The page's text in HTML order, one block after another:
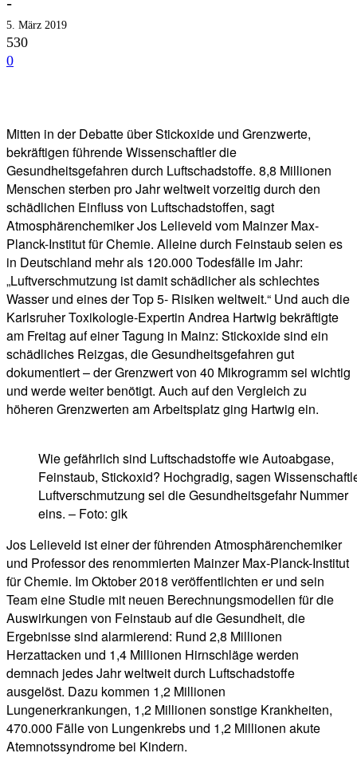
5. März 2019
530
0
Mitten in der Debatte über Stickoxide und Grenzwerte,
bekräftigen führende Wissenschaftler die
Gesundheitsgefahren durch Luftschadstoffe. 8,8 Millionen
Menschen sterben pro Jahr weltweit vorzeitig durch den
schädlichen Einfluss von Luftschadstoffen, sagt
Atmosphärenchemiker Jos Lelieveld vom Mainzer Max-
Planck-Institut für Chemie. Alleine durch Feinstaub seien es
in Deutschland mehr als 120.000 Todesfälle im Jahr:
„Luftverschmutzung ist damit schädlicher als schlechtes
Wasser und eines der Top 5- Risiken weltweit.“ Und auch die
Karlsruher Toxikologie-Expertin Andrea Hartwig bekräftigte
am Freitag auf einer Tagung in Mainz: Stickoxide sind ein
schädliches Reizgas, die Gesundheitsgefahren gut
dokumentiert – der Grenzwert von 40 Mikrogramm sei wichtig
und werde weiter benötigt. Auch auf den Vergleich zu
höheren Grenzwerten am Arbeitsplatz ging Hartwig ein.
Wie gefährlich sind Luftschadstoffe wie Autoabgase,
Feinstaub, Stickoxid? Hochgradig, sagen
Luftverschmutzung sei die Gesundheitsgefahr Nummer
eins. – Foto: gik
Jos Lelieveld ist einer der führenden Atmosphärenchemiker
und Professor des renommierten Mainzer Max-Planck-Institut
für Chemie. Im Oktober 2018 veröffentlichten er und sein
Team eine Studie mit neuen Berechnungsmodellen für die
Auswirkungen von Feinstaub auf die Gesundheit, die
Ergebnisse sind alarmierend: Rund 2,8 Millionen
Herzattacken und 1,4 Millionen Hirnschläge werden
demnach jedes Jahr weltweit durch Luftschadstoffe
ausgelöst. Dazu kommen 1,2 Millionen
Lungenerkrankungen, 1,2 Millionen sonstige Krankheiten,
470.000 Fälle von Lungenkrebs und 1,2 Millionen akute
Atemnotssyndrome bei Kindern.